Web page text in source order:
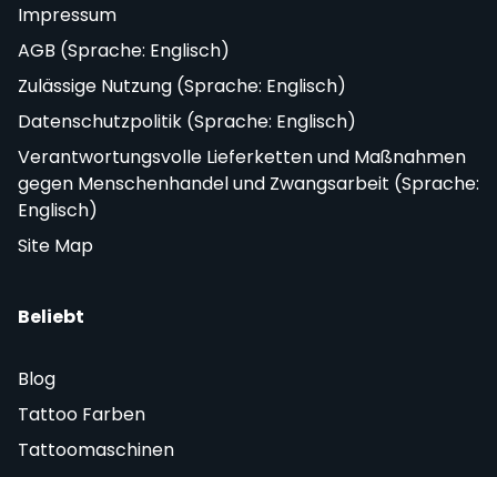
Impressum
AGB (Sprache: Englisch)
Zulässige Nutzung (Sprache: Englisch)
Datenschutzpolitik (Sprache: Englisch)
Verantwortungsvolle Lieferketten und Maßnahmen
gegen Menschenhandel und Zwangsarbeit (Sprache:
Englisch)
Site Map
Beliebt
Blog
Tattoo Farben
Tattoomaschinen